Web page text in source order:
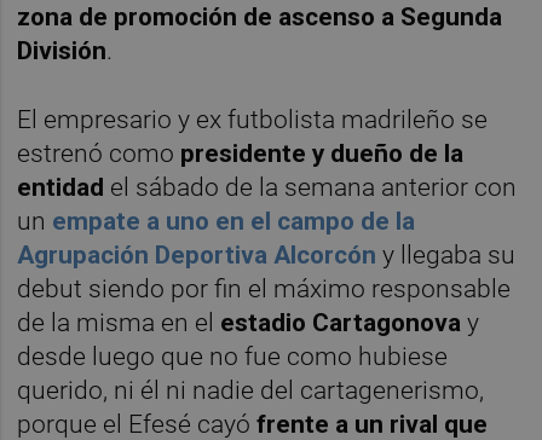
zona de promoción de ascenso a Segunda
División.
El empresario y ex futbolista madrileño se
estrenó como presidente y dueño de la
entidad el sábado de la semana anterior con
un empate a uno en el campo de la
Agrupación Deportiva Alcorcón y llegaba su
debut siendo por fin el máximo responsable
de la misma en el estadio Cartagonova y
desde luego que no fue como hubiese
querido, ni él ni nadie del cartagenerismo,
porque el Efesé cayófrente a un rival que